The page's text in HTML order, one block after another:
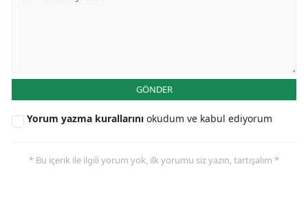
GÖNDER
Yorum yazma kurallarını okudum ve kabul ediyorum
* Bu içerik ile ilgili yorum yok, ilk yorumu siz yazın, tartışalım *